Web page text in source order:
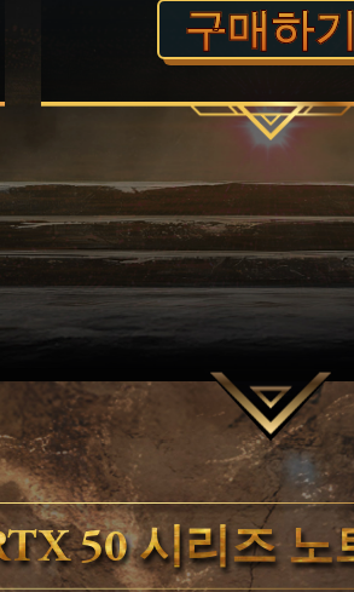
구매하기
50 시리즈